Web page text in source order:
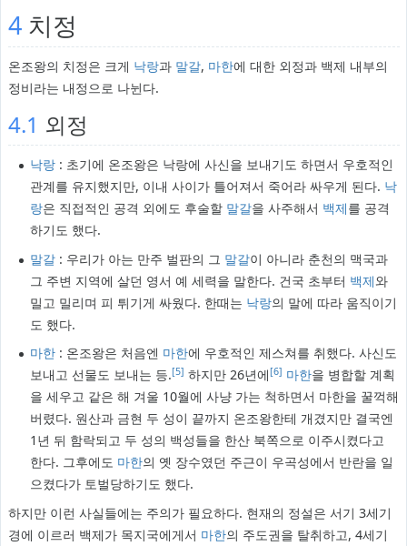
4치정
온조왕의 치정은 크게 낙랑과 말갈, 마한에 대한 외정과 백제 내부의
정비라는 내정으로 나뉜다.
4.1 외정
낙랑: 초기에 온조왕은 낙랑에 사신을 보내기도 하면서 우호적인
관계를 유지했지만, 이내 사이가 틀어져서 죽어라 싸우게 된다. 낙
랑은 직접적인 공격 외에도 후술할 말갈을 사주해서 백제를 공격
하기도 했다.
말갈: 우리가 아는 만주 벌판의 그 말갈이 아니라 춘천의 맥국과
그 주변 지역에 살던 영서 예 세력을 말한다. 건국 초부터 백제와
밀고 밀리며 피 튀기게 싸웠다. 한때는 낙랑의 말에 따라 움직이기
도 했다.
마한: 온조왕은 처음엔 마한에 우호적인 제스쳐를 취했다. 사신도
보내고 선물도 보내는 등.[5] 하지만 26년에[6] 마한을 병합할 계획
을 세우고 같은 해 겨울 10월에 사냥 가는 척하면서 마한을 꿀꺽해
버렸다. 원산과 금현 두 성이 끝까지 온조왕한테 개겼지만 결국엔
1년 뒤 함락되고 두 성의 백성들을 한산 북쪽으로 이주시켰다고
한다. 그후에도 마한의 옛 장수였던 주근이 우곡성에서 반란을 일
으켰다가 토벌당하기도 했다.
하지만 이런 사실들에는 주의가 필요하다. 현재의 정설은 서기 3세기
경에 이르러 백제가 목지국에게서 마한의 주도권을 탈취하고, 4세기